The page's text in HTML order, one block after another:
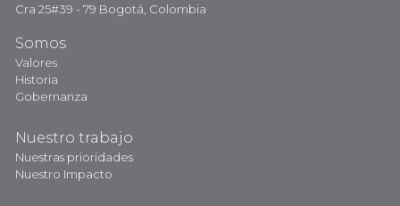
Cra 25#39 - 79 Bogotá, Colombia
Somos
Valores
Historia
Gobernanza
Nuestro trabajo
Nuestras prioridades
Nuestro Impacto